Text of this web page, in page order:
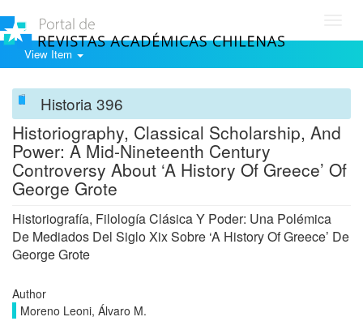
View Item
Historia 396
Historiography, Classical Scholarship, And
Power: A Mid-Nineteenth Century
Controversy About ‘A History Of Greece’ Of
George Grote
Historiografía, Filología Clásica Y Poder: Una Polémica
De Mediados Del Siglo Xix Sobre ‘A History Of Greece’ De
George Grote
Author
Moreno Leoni, Álvaro M.